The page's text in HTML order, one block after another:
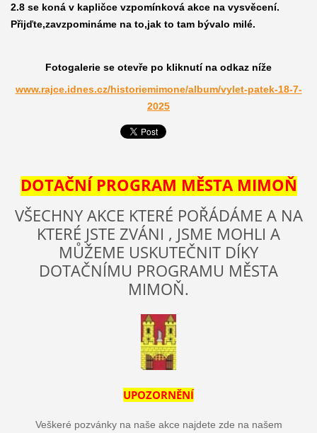
2.8 se koná v kapličce vzpomínková akce na vysvěcení.
Přijďte,zavzpomináme na to,jak to tam bývalo milé.
Fotogalerie se otevře po kliknutí na odkaz níže
www.rajce.idnes.cz/historiemimone/album/vylet-patek-18-7-
2025
DOTAČNÍ PROGRAM MĚSTA MIMOŇ
VŠECHNY AKCE KTERÉ POŘÁDÁME A NA
KTERÉ JSTE ZVÁNI , JSME MOHLI A
MŮŽEME USKUTEČNIT DÍKY
DOTAČNÍMU PROGRAMU MĚSTA
MIMOŇ.
UPOZORNĚNÍ
Veškeré pozvánky na naše akce najdete zde na našem